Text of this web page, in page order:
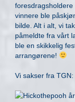
vinnere ble
bilde. Alt i alt, vi
påmeldte fra vårt
ble en skikkelig
arrangørene!
Vi sakser fra TGN: